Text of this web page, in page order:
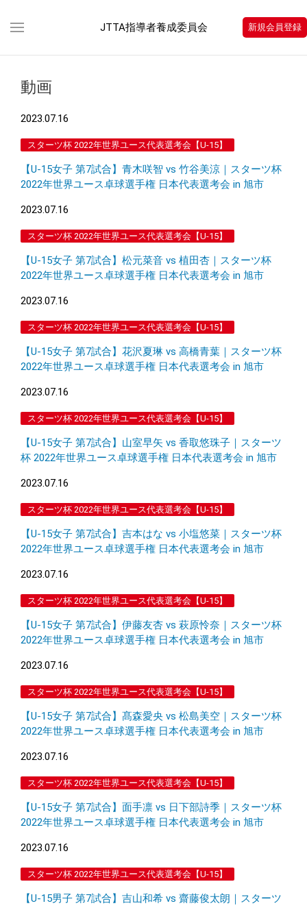
JTTA指導者養成委員会 新規会員登録
動画
2023.07.16
スターツ杯 2022年世界ユース代表選考会【U-15】
【U-15女子 第7試合】青木咲智 vs 竹谷美涼｜スターツ杯
2022年世界ユース卓球選手権 日本代表選考会 in 旭市
2023.07.16
スターツ杯 2022年世界ユース代表選考会【U-15】
【U-15女子 第7試合】松元菜音 vs 植田杏｜スターツ杯
2022年世界ユース卓球選手権 日本代表選考会 in 旭市
2023.07.16
スターツ杯 2022年世界ユース代表選考会【U-15】
【U-15女子 第7試合】花沢夏琳 vs 高橋⻘葉｜スターツ杯
2022年世界ユース卓球選手権 日本代表選考会 in 旭市
2023.07.16
スターツ杯 2022年世界ユース代表選考会【U-15】
【U-15女子 第7試合】山室早矢 vs 香取悠珠子｜スターツ
杯 2022年世界ユース卓球選手権 日本代表選考会 in 旭市
2023.07.16
スターツ杯 2022年世界ユース代表選考会【U-15】
【U-15女子 第7試合】吉本はな vs 小塩悠菜｜スターツ杯
2022年世界ユース卓球選手権 日本代表選考会 in 旭市
2023.07.16
スターツ杯 2022年世界ユース代表選考会【U-15】
【U-15女子 第7試合】伊藤友杏 vs 萩原怜奈｜スターツ杯
2022年世界ユース卓球選手権 日本代表選考会 in 旭市
2023.07.16
スターツ杯 2022年世界ユース代表選考会【U-15】
【U-15女子 第7試合】髙森愛央 vs 松島美空｜スターツ杯
2022年世界ユース卓球選手権 日本代表選考会 in 旭市
2023.07.16
スターツ杯 2022年世界ユース代表選考会【U-15】
【U-15女子 第7試合】面手凛 vs 日下部詩季｜スターツ杯
2022年世界ユース卓球選手権 日本代表選考会 in 旭市
2023.07.16
スターツ杯 2022年世界ユース代表選考会【U-15】
【U-15男子 第7試合】吉山和希 vs 齋藤俊太朗｜スターツ